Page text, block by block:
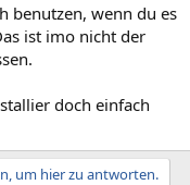
benutzen, wenn du es
ist imo nicht der
doch einfach
um hier zu antworten.